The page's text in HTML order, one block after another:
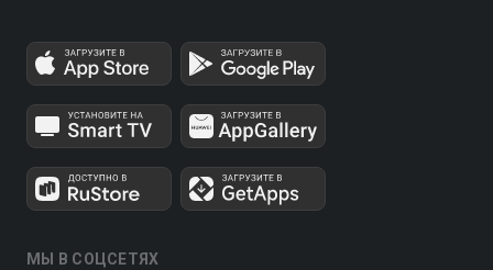
МЫ В СОЦСЕТЯХ